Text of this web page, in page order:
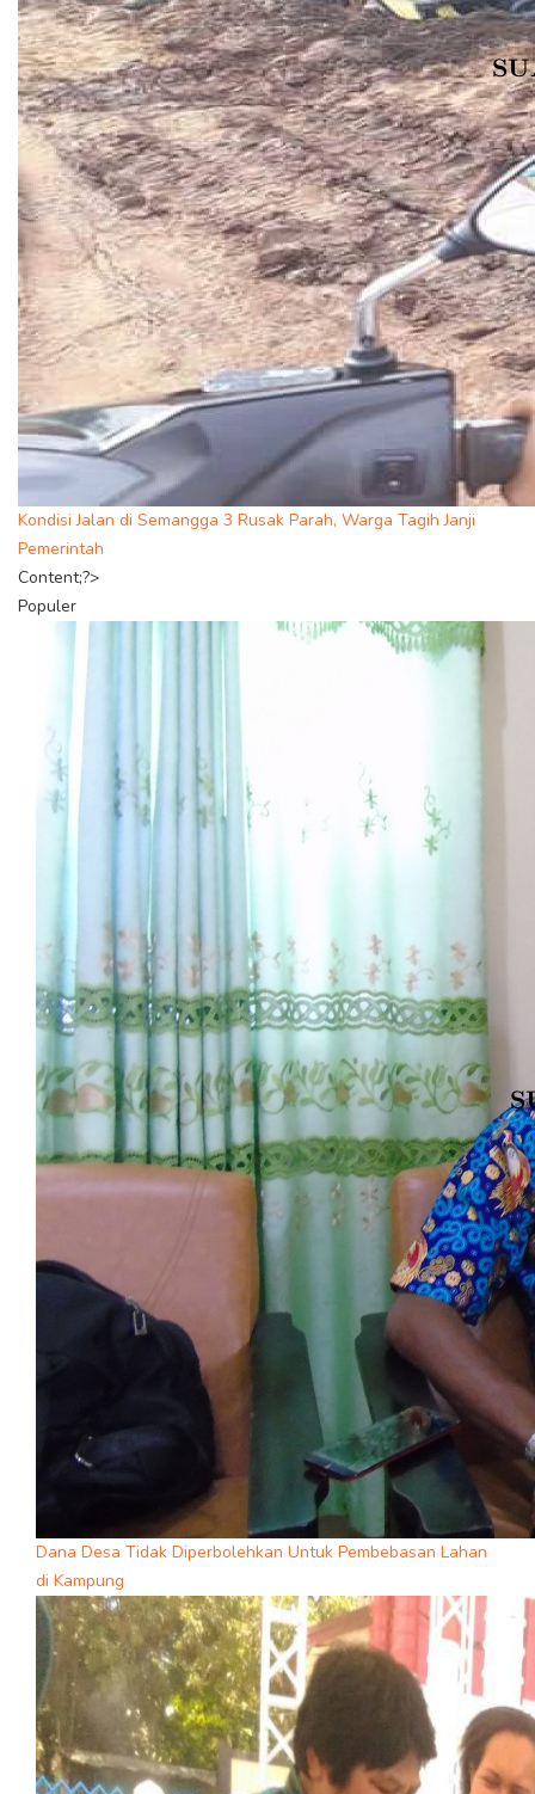
Kondisi Jalan di Semangga 3 Rusak Parah, Warga Tagih Janji
Pemerintah
Content;?>
Populer
Dana Desa Tidak Diperbolehkan Untuk Pembebasan Lahan
di Kampung